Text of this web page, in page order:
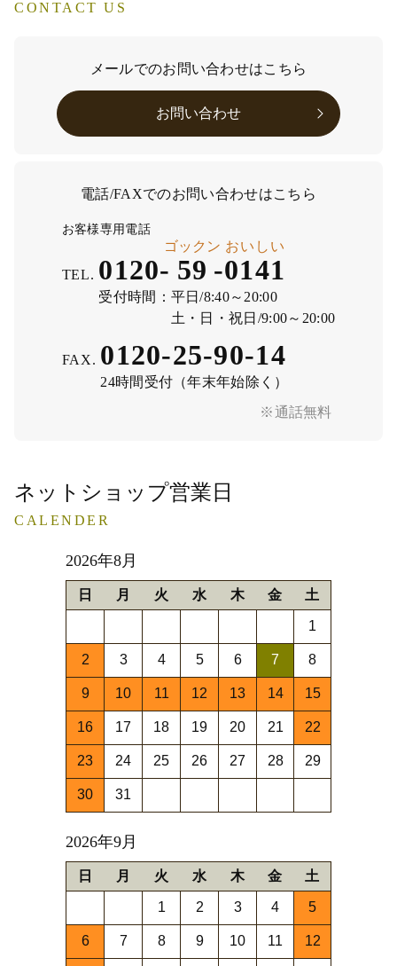
CONTACT US
メールでのお問い合わせはこちら
お問い合わせ
電話/FAXでのお問い合わせはこちら
※通話無料
お客様専用電話
TEL. 0120- 59
ゴックン
-0141
おいしい
受付時間： 平日/8:40～20:00
土・日・祝日/9:00～20:00
FAX. 0120-25-90-14
24時間受付（年末年始除く）
ネットショップ営業日
CALENDER
2026年8月
日 月 火 水 木 金 土
1
2 3 4 5 6 7 8
9 10 11 12 13 14 15
16 17 18 19 20 21 22
23 24 25 26 27 28 29
30 31
2026年9月
日 月 火 水 木 金 土
1 2 3 4 5
6 7 8 9 10 11 12